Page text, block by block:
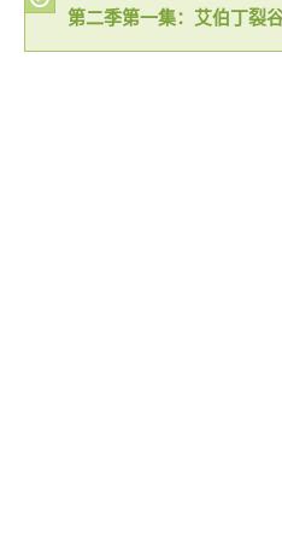
第二季第一集：艾伯丁裂